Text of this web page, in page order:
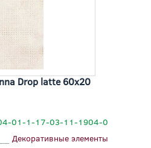
Drop latte 60x20
01-1-17-03-11-1904-0
Декоративные элементы